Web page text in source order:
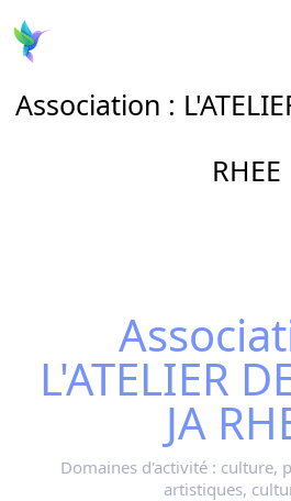
Association :
RHEE
L'ATELIER
JA
Domaines d'activité : culture,
artistiques,